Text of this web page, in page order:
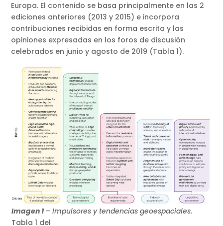
Europa. El contenido se basa principalmente en las 2
ediciones anteriores (2013 y 2015) e incorpora
contribuciones recibidas en forma escrita y las
opiniones expresadas en los foros de discusión
celebrados en junio y agosto de 2019 (Tabla 1).
Imagen 1– Impulsores y tendencias geoespaciales.
Tabla 1 del